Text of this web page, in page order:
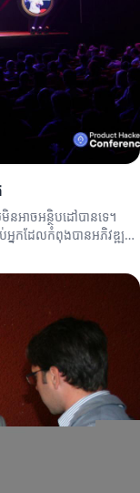
នអាចអន្ថិបដៅបានទេ។
អ្នកដែលកំពុងបានអភិវឌ្ឍន៍